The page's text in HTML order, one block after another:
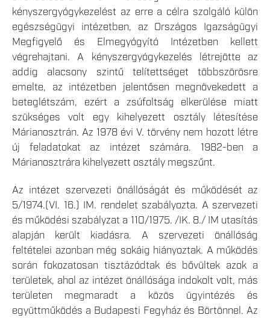
kényszergyógykezelést az erre a célra szolgáló külön
egészségügyi intézetben, az Országos Igazságügyi
Megfigyelő és Elmegyógyító Intézetben kellett
végrehajtani. A kényszergyógykezelés létrejötte az
addig alacsony szintű telítettséget többszörösre
emelte, az intézetben jelentősen megnövekedett a
beteglétszám, ezért a zsúfoltság elkerülése miatt
szükséges volt egy kihelyezett osztály létesítése
Márianosztrán. Az 1978 évi V. törvény nem hozott létre
új feladatokat az intézet számára. 1982-ben a
Márianosztrára kihelyezett osztály megszűnt.
Az intézet szervezeti önállóságát és működését az
5/1974.(VI. 16.) IM. rendelet szabályozta. A szervezeti
és működési szabályzat a 110/1975. /IK. 8./ IM utasítás
alapján került kiadásra. A szervezeti önállóság
feltételei azonban még sokáig hiányoztak. A működés
során fokozatosan tisztázódtak és bővültek azok a
területek, ahol az intézet önállósága indokolt volt, más
területen megmaradt a közös ügyintézés és
együttműködés a Budapesti Fegyház és Börtönnel. Az